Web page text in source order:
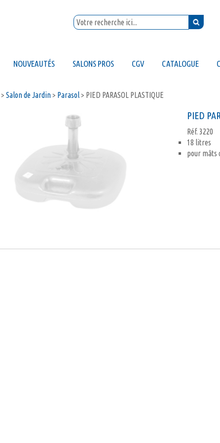
NOUVEAUTÉS SALONS PROS CGV CATALOGUE
> Salon de Jardin> Parasol> PIED PARASOL PLASTIQUE
PIED
Réf. 3220
18 litres
pour mâts